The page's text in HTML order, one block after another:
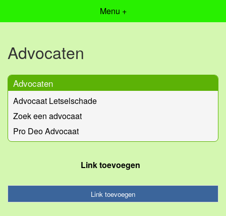
Menu +
Advocaten
Advocaten
Advocaat Letselschade
Zoek een advocaat
Pro Deo Advocaat
Link toevoegen
Link toevoegen